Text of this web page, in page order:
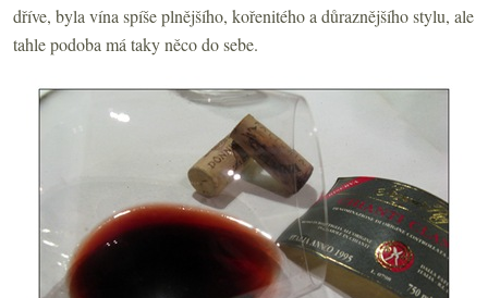
dříve, byla vína spíše plnějšího, kořenitého a důraznějšího stylu, ale
tahle podoba má taky něco do sebe.